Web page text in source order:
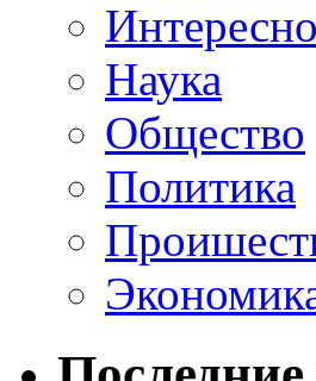
Наука
Общество
Политика